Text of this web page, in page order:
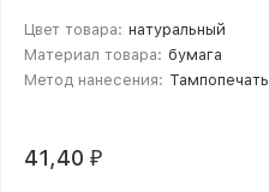
Цвет товара: натуральный
Материал товара: бумага
Метод нанесения: Тампопечать; Заливка полимерной смолой
41,40 ₽